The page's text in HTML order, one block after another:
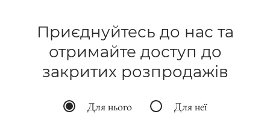
Приєднуйтесь до нас та
отримайте доступ до
закритих розпродажів
Для нього Для неї